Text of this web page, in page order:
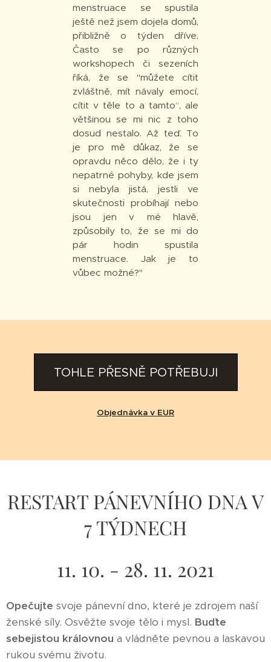
menstruace se spustila
ještě než jsem dojela domů,
přibližně o týden dříve.
Často se po různých
workshopech či sezeních
říká, že se "můžete cítit
zvláštně, mít návaly emocí,
cítit v těle to a tamto“, ale
většinou se mi nic z toho
dosud nestalo. Až teď. To
je pro mě důkaz, že se
opravdu něco dělo, že i ty
nepatrné pohyby, kde jsem
si nebyla jistá, jestli ve
skutečnosti probíhají nebo
jsou jen v mé hlavě,
způsobily to, že se mi do
pár hodin spustila
menstruace. Jak je to
vůbec možné?"
TOHLE PŘESNĚ POTŘEBUJI
Objednávka v EUR
RESTART PÁNEVNÍHO DNA V
7 TÝDNECH
11. 10. - 28. 11. 2021
Opečujte svoje pánevní dno, které je zdrojem naší
ženské síly. Osvěžte svoje tělo i mysl. Buďte
sebejistou královnou a vládněte pevnou a laskavou
rukou svému životu.